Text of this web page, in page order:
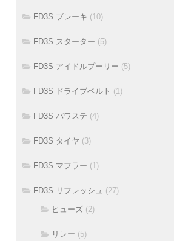
FD3S ブレーキ (10)
FD3S スターター (5)
FD3S アイドルプーリー (5)
FD3S ドライブベルト (1)
FD3S パワステ (4)
FD3S タイヤ (3)
FD3S マフラー (1)
FD3S リフレッシュ (27)
ヒューズ (2)
リレー (5)